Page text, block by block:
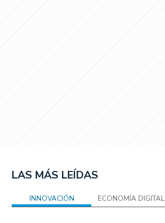
LAS MÁS LEÍDAS
INNOVACIÓN ECONOMÍA DIGITAL